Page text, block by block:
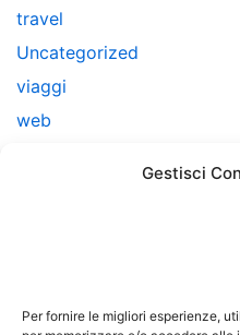
Gestisci
Per fornire le migliori esperienze,
travel
Uncategorized
viaggi
web
disponibilità e la